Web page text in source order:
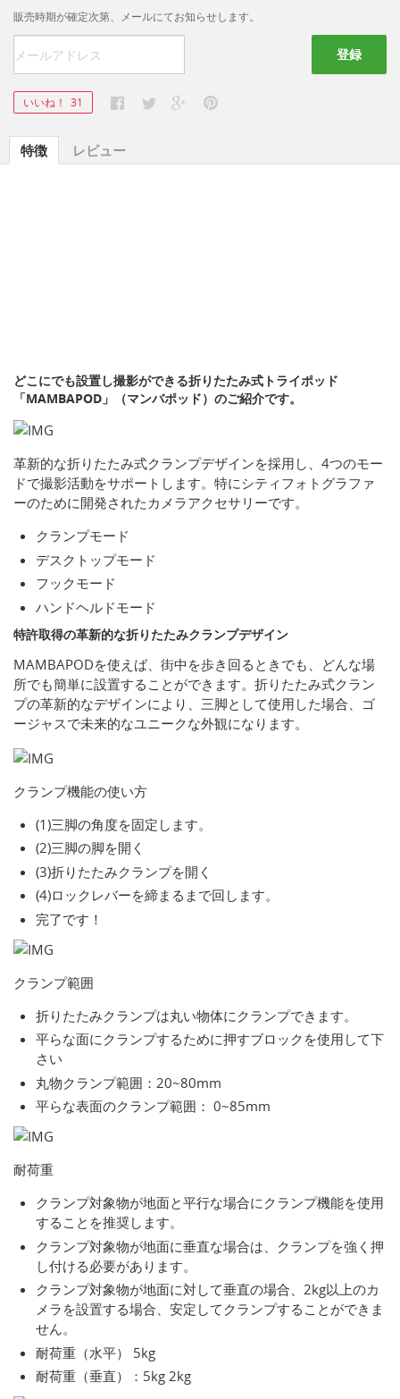
販売時期が確定次第、メールにてお知らせします。
登録
いいね！ 31
特徴 レビュー
どこにでも設置し撮影ができる折りたたみ式トライポッド
「MAMBAPOD」（マンバポッド）のご紹介です。
革新的な折りたたみ式クランプデザインを採用し、4つのモー
ドで撮影活動をサポートします。特にシティフォトグラファ
ーのために開発されたカメラアクセサリーです。
クランプモード
デスクトップモード
フックモード
ハンドヘルドモード
特許取得の革新的な折りたたみクランプデザイン
MAMBAPODを使えば、街中を歩き回るときでも、どんな場
所でも簡単に設置することができます。折りたたみ式クラン
プの革新的なデザインにより、三脚として使用した場合、ゴ
ージャスで未来的なユニークな外観になります。
クランプ機能の使い方
(1)三脚の角度を固定します。
(2)三脚の脚を開く
(3)折りたたみクランプを開く
(4)ロックレバーを締まるまで回します。
完了です！
クランプ範囲
折りたたみクランプは丸い物体にクランプできます。
平らな面にクランプするために押すブロックを使用して下
さい
丸物クランプ範囲：20~80mm
平らな表面のクランプ範囲： 0~85mm
耐荷重
クランプ対象物が地面と平行な場合にクランプ機能を使用
することを推奨します。
クランプ対象物が地面に垂直な場合は、クランプを強く押
し付ける必要があります。
クランプ対象物が地面に対して垂直の場合、2kg以上のカ
メラを設置する場合、安定してクランプすることができま
せん。
耐荷重（水平） 5kg
耐荷重（垂直）：5kg 2kg